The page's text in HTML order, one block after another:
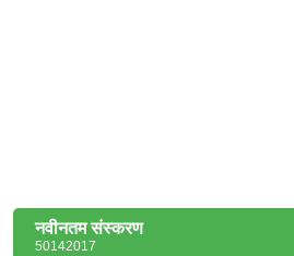
नवीनतम संस्करण
50142017